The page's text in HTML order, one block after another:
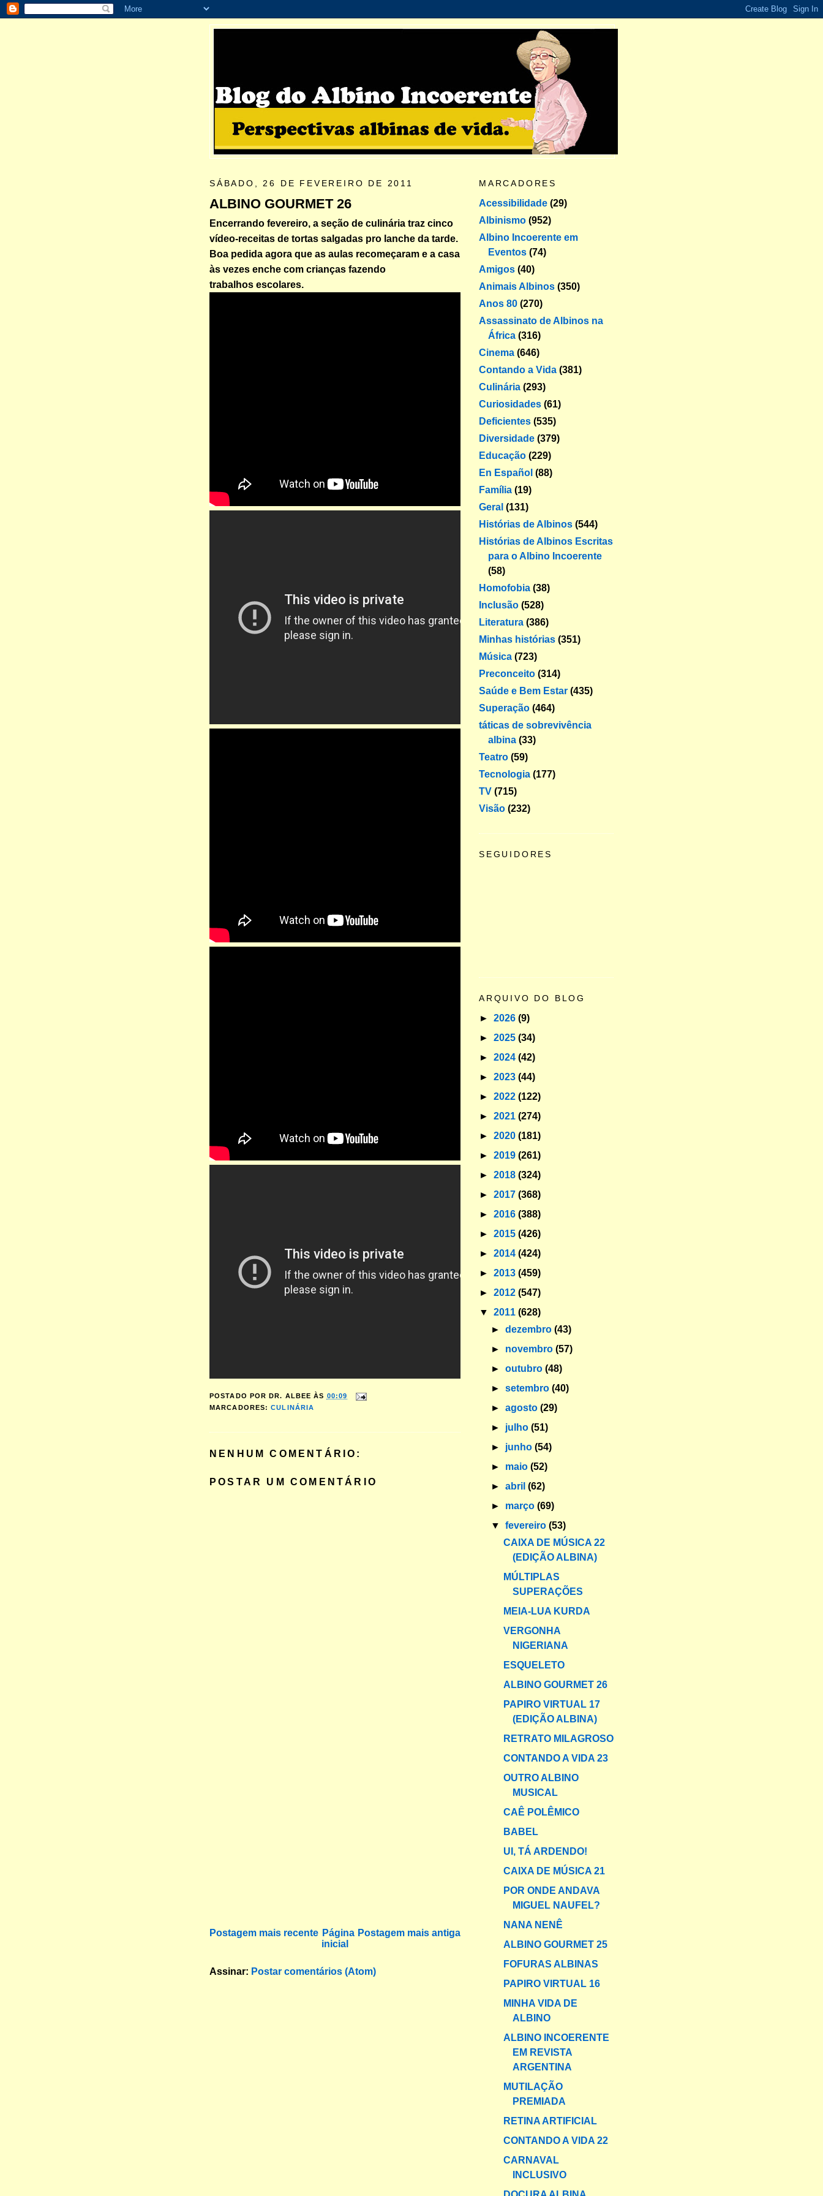
SÁBADO, 26 DE FEVEREIRO DE 2011
ALBINO GOURMET 26
Encerrando fevereiro, a seção de culinária traz cinco
vídeo-receitas de tortas salgadas pro lanche da tarde.
Boa pedida agora que as aulas recomeçaram e a casa
às vezes enche com crianças fazendo
trabalhos escolares.
POSTADO POR DR. ALBEE ÀS 00:09
MARCADORES:CULINÁRIA
NENHUM COMENTÁRIO:
POSTAR UM COMENTÁRIO
Postagem mais recente Postagem mais antiga
Página
inicial
Assinar: Postar comentários (Atom)
MARCADORES
Acessibilidade (29)
Albinismo (952)
Albino Incoerente em
Eventos (74)
Amigos (40)
Animais Albinos (350)
Anos 80 (270)
Assassinato de Albinos na
África (316)
Cinema (646)
Contando a Vida (381)
Culinária (293)
Curiosidades (61)
Deficientes (535)
Diversidade (379)
Educação (229)
En Español (88)
Família (19)
Geral (131)
Histórias de Albinos (544)
Histórias de Albinos Escritas
para o Albino Incoerente
(58)
Homofobia (38)
Inclusão (528)
Literatura (386)
Minhas histórias (351)
Música (723)
Preconceito (314)
Saúde e Bem Estar (435)
Superação (464)
táticas de sobrevivência
albina (33)
Teatro (59)
Tecnologia (177)
TV (715)
Visão (232)
SEGUIDORES
ARQUIVO DO BLOG
► 2026 (9)
► 2025 (34)
► 2024 (42)
► 2023 (44)
► 2022 (122)
► 2021 (274)
► 2020 (181)
► 2019 (261)
► 2018 (324)
► 2017 (368)
► 2016 (388)
► 2015 (426)
► 2014 (424)
► 2013 (459)
► 2012 (547)
▼ 2011 (628)
►dezembro(43)
► novembro(57)
►outubro(48)
►setembro(40)
►agosto(29)
► julho(51)
► junho(54)
► maio(52)
►abril(62)
► março(69)
▼fevereiro(53)
CAIXA DE MÚSICA 22
(EDIÇÃO ALBINA)
MÚLTIPLAS
SUPERAÇÕES
MEIA-LUA KURDA
VERGONHA
NIGERIANA
ESQUELETO
ALBINO GOURMET 26
PAPIRO VIRTUAL 17
(EDIÇÃO ALBINA)
RETRATO MILAGROSO
CONTANDO A VIDA 23
OUTRO ALBINO
MUSICAL
CAÊ POLÊMICO
BABEL
UI, TÁ ARDENDO!
CAIXA DE MÚSICA 21
POR ONDE ANDAVA
MIGUEL NAUFEL?
NANA NENÊ
ALBINO GOURMET 25
FOFURAS ALBINAS
PAPIRO VIRTUAL 16
MINHA VIDA DE
ALBINO
ALBINO INCOERENTE
EM REVISTA
ARGENTINA
MUTILAÇÃO
PREMIADA
RETINA ARTIFICIAL
CONTANDO A VIDA 22
CARNAVAL
INCLUSIVO